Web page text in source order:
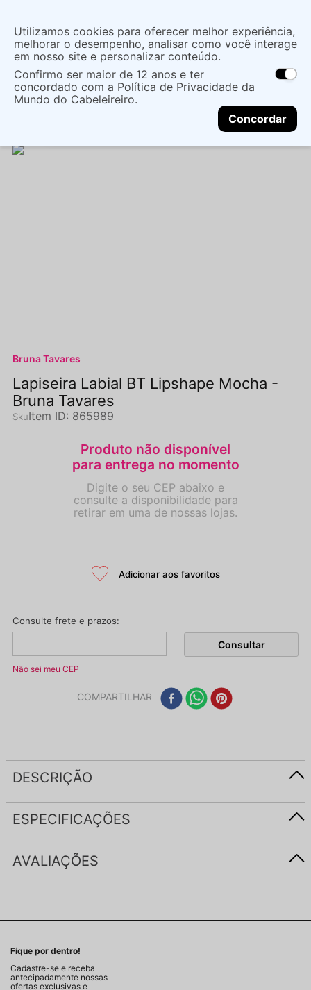
localização
As ofertas e opções de entrega variam de
acordo com a região.Não sei meu CEP
CONTINUAR
O que você procura?
Maquiagem Boca
Lápis E Delineador Labial
LAPISEIRA LABIAL BT LIPSHAPE MOCHA - BRUNA
Bruna Tavares
Lapiseira Labial BT Lipshape Mocha -
Bruna Tavares
Item ID: 865989
Não sei meu CEP
COMPARTILHAR
DESCRIÇÃO
ESPECIFICAÇÕES
AVALIAÇÕES
Fique por dentro!
Cadastre-se e receba
antecipadamente nossas
ofertas exclusivas e
Utilizamos cookies para oferecer melhor experiência,
melhorar o desempenho, analisar como você interage
em nosso site e personalizar conteúdo.
Confirmo ser maior de 12 anos e ter
concordado com a Política de Privacidade da
Mundo do Cabeleireiro.
Concordar